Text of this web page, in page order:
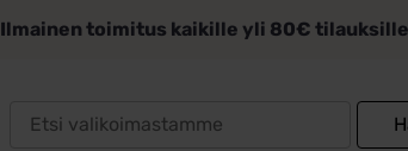
Ilmainen toimitus kaikille yli 80€